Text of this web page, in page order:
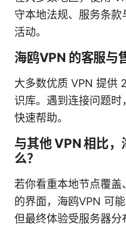
守本地法规、服务条
活动。
海鸥VPN 的客服与
大多数优质 VPN 提供
识库。遇到连接问题
快速帮助。
与其他 VPN 相比
么？
若你看重本地节点覆
的界面，海鸥VPN 可
但最终体验受服务器